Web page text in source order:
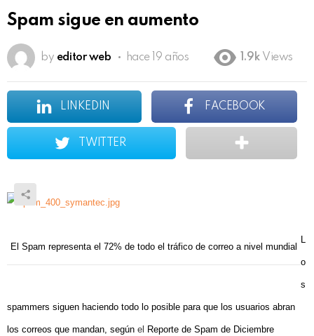
Spam sigue en aumento
by editor web hace 19 años 1.9k Views
LINKEDIN FACEBOOK
TWITTER
El Spam representa el 72% de todo el tráfico de correo a nivel mundial
L
o
s
spammers siguen haciendo todo lo posible para que los usuarios abran
los correos que mandan, según el Reporte de Spam de Diciembre